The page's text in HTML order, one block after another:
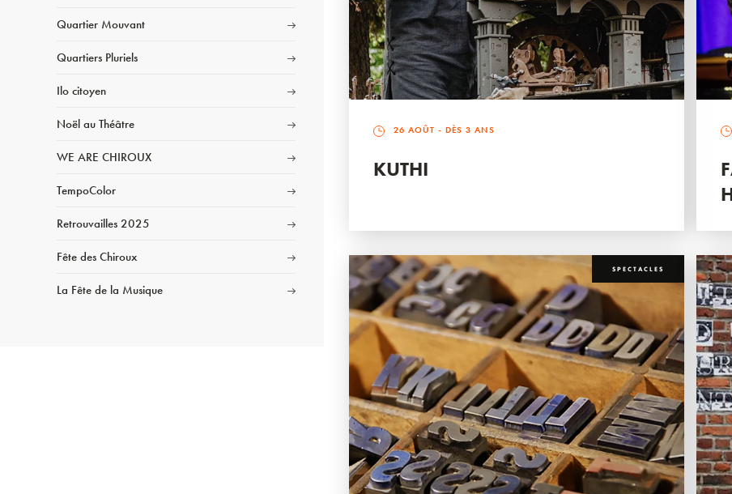
Quartier Mouvant
Quartiers Pluriels
Ilo citoyen
Noël au Théâtre
WE ARE CHIROUX
TempoColor
Retrouvailles 2025
Fête des Chiroux
La Fête de la Musique
26 AOÛT - DÈS 3 ANS
KUTHI
SPECTACLES